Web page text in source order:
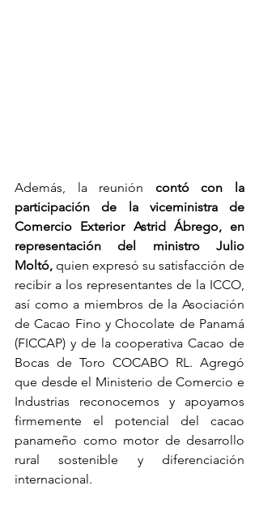
Además, la reunión contó con la
participación de la viceministra de
Comercio Exterior Astrid Ábrego, en
representación del ministro Julio
Moltó, quien expresó su satisfacción de
recibir a los representantes de la ICCO,
así como a miembros de la Asociación
de Cacao Fino y Chocolate de Panamá
(FICCAP) y de la cooperativa Cacao de
Bocas de Toro COCABO RL. Agregó
que desde el Ministerio de Comercio e
Industrias reconocemos y apoyamos
firmemente el potencial del cacao
panameño como motor de desarrollo
rural sostenible y diferenciación
internacional.